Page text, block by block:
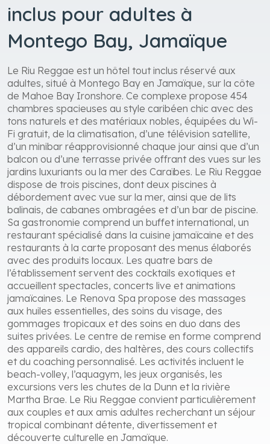
inclus pour adultes à
Montego Bay, Jamaïque
Le Riu Reggae est un hôtel tout inclus réservé aux
adultes, situé à Montego Bay en Jamaïque, sur la côte
de Mahoe Bay Ironshore. Ce complexe propose 454
chambres spacieuses au style caribéen chic avec des
tons naturels et des matériaux nobles, équipées du Wi-
Fi gratuit, de la climatisation, d’une télévision satellite,
d’un minibar réapprovisionné chaque jour ainsi que d’un
balcon ou d’une terrasse privée offrant des vues sur les
jardins luxuriants ou la mer des Caraïbes. Le Riu Reggae
dispose de trois piscines, dont deux piscines à
débordement avec vue sur la mer, ainsi que de lits
balinais, de cabanes ombragées et d’un bar de piscine.
Sa gastronomie comprend un buffet international, un
restaurant spécialisé dans la cuisine jamaïcaine et des
restaurants à la carte proposant des menus élaborés
avec des produits locaux. Les quatre bars de
l’établissement servent des cocktails exotiques et
accueillent spectacles, concerts live et animations
jamaïcaines. Le Renova Spa propose des massages
aux huiles essentielles, des soins du visage, des
gommages tropicaux et des soins en duo dans des
suites privées. Le centre de remise en forme comprend
des appareils cardio, des haltères, des cours collectifs
et du coaching personnalisé. Les activités incluent le
beach-volley, l’aquagym, les jeux organisés, les
excursions vers les chutes de la Dunn et la rivière
Martha Brae. Le Riu Reggae convient particulièrement
aux couples et aux amis adultes recherchant un séjour
tropical combinant détente, divertissement et
découverte culturelle en Jamaïque.